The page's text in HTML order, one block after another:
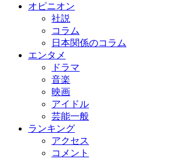
オピニオン
社説
コラム
日本関係のコラム
エンタメ
ドラマ
音楽
映画
アイドル
芸能一般
ランキング
アクセス
コメント